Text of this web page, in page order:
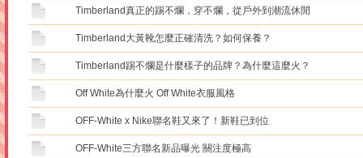
Timberland真正的踢不爛，穿不爛，從戶外到潮流休閒
Timberland大黃靴怎麼正確清洗？如何保養？
Timberland踢不爛是什麼樣子的品牌？為什麼這麼火？
Off White為什麼火 Off White衣服風格
OFF-White x Nike聯名鞋又來了！新鞋已到位
OFF-White三方聯名新品曝光 關注度極高